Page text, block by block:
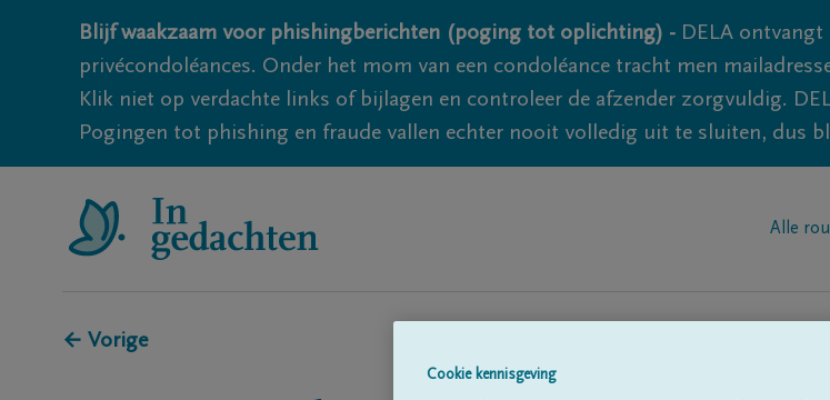
Blijf waakzaam voor phishingberichten (poging tot oplichting) - DELA ontvangt
privécondoléances. Onder het mom van een condoléance tracht men
Klik niet op verdachte links of bijlagen en controleer de afzender zorgvuldig.
Pogingen tot phishing en fraude vallen echter nooit volledig uit te sluiten, dus
Alle
← Vorige
Cookie kennisgeving